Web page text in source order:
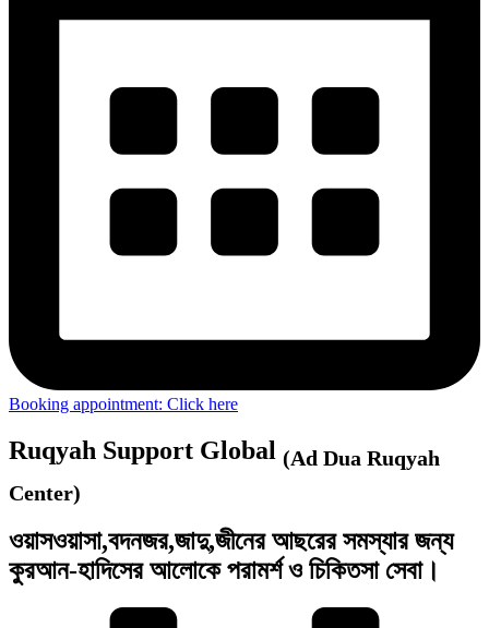
Booking appointment: Click here
Ruqyah Support Global (Ad Dua Ruqyah
Center)
ওয়াসওয়াসা,বদনজর,জাদু,জীনের আছরের সমস্যার জন্য
কুরআন-হাদিসের আলোকে পরামর্শ ও চিকিতসা সেবা।